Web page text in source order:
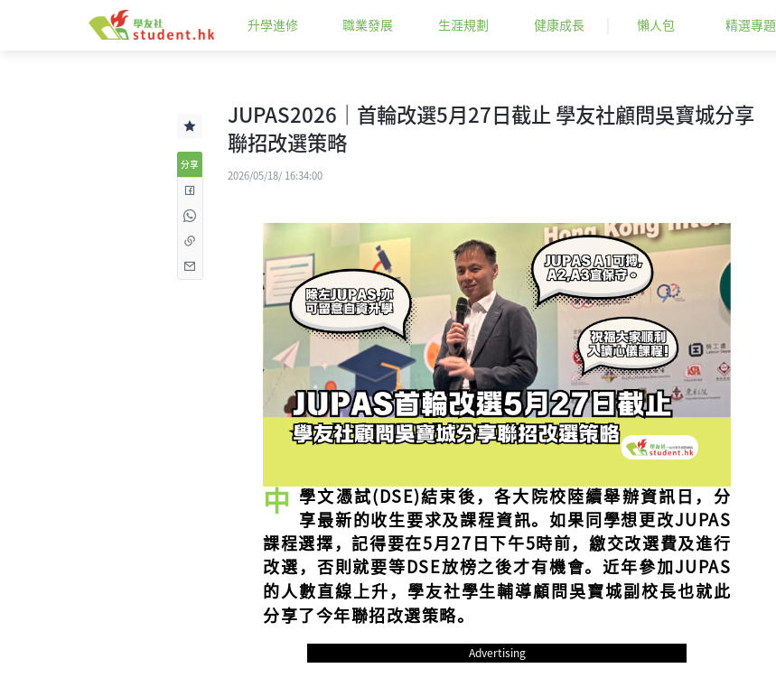
升學進修 職業發展 生涯規劃 健康成長 懶人包 精選專題
分享
JUPAS2026｜首輪改選5月27日截止 學友社顧問吳寶城分享
聯招改選策略
2026/05/18/ 16:34:00
中
學文憑試(DSE)結束後，各大院校陸續舉辦資訊日，分
享最新的收生要求及課程資訊。如果同學想更改JUPAS
課程選擇，記得要在5月27日下午5時前，繳交改選費及進行
改選，否則就要等DSE放榜之後才有機會。近年參加JUPAS
的人數直線上升，學友社學生輔導顧問吳寶城副校長也就此
分享了今年聯招改選策略。
Advertising